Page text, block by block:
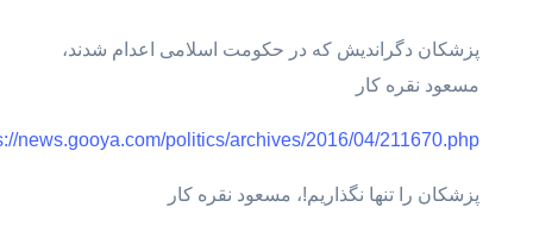
پزشکان دگراندیش که در حکومت اسلامی اعدام شدند،
مسعود نقره کار
news.gooya.com/politics/archives/2016/04/211670.php
پزشکان را تنها نگذاریم!، مسعود نقره کار